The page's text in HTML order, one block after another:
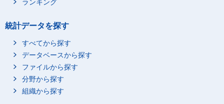
ランキング
統計データを探す
すべてから探す
データベースから探す
ファイルから探す
分野から探す
組織から探す